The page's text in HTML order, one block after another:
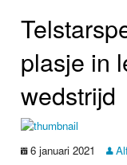
plasje in
wedstrijd
6 januari 2021